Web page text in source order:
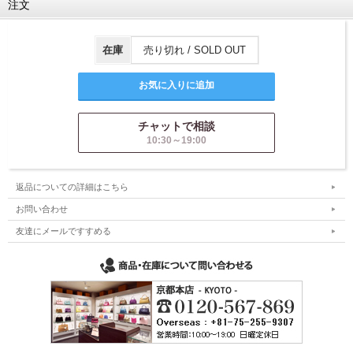
注文
在庫 売り切れ / SOLD OUT
チャットで相談
10:30～19:00
返品についての詳細はこちら
お問い合わせ
友達にメールですすめる